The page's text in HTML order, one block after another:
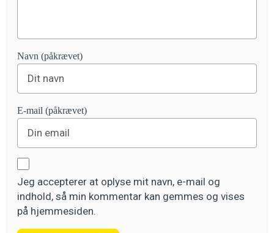
Navn (påkrævet)
E-mail (påkrævet)
Jeg accepterer at oplyse mit navn, e-mail og
indhold, så min kommentar kan gemmes og vises
på hjemmesiden.